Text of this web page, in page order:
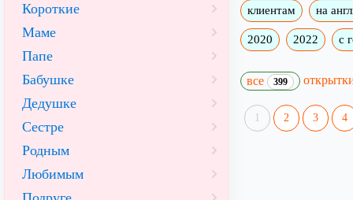
клиентам на
2020 2022 с
все 399
1 2 3 4
Короткие
Маме
Папе
Бабушке
Дедушке
Сестре
Родным
Любимым